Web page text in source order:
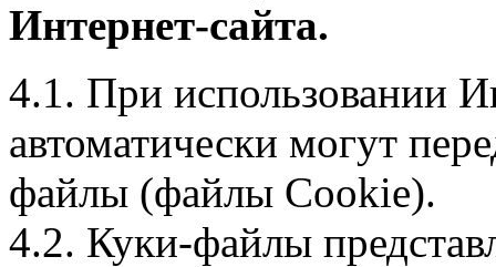
Интернет-сайта.
4.1. При использовании
автоматически могут
файлы (файлы Cookie).
4.2. Куки-файлы